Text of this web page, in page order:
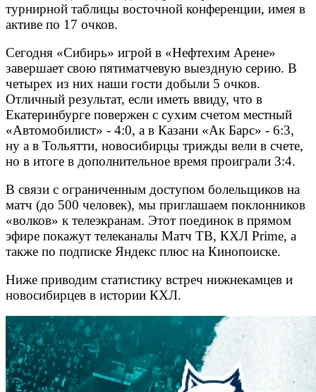
турнирной таблицы восточной конференции, имея в
активе по 17 очков.
Сегодня «Сибирь» игрой в «Нефтехим Арене»
завершает свою пятиматчевую выездную серию. В
четырех из них наши гости добыли 5 очков.
Отличный результат, если иметь ввиду, что в
Екатеринбурге повержен с сухим счетом местный
«Автомобилист» - 4:0, а в Казани «Ак Барс» - 6:3,
ну а в Тольятти, новосибирцы трижды вели в счете,
но в итоге в дополнительное время проиграли 3:4.
В связи с ограниченным доступом болельщиков на
матч (до 500 человек), мы приглашаем поклонников
«волков» к телеэкранам. Этот поединок в прямом
эфире покажут телеканалы Матч ТВ, КХЛ Prime, а
также по подписке Яндекс плюс на Кинопоиске.
Ниже приводим статистику встреч нижнекамцев и
новосибирцев в истории КХЛ.